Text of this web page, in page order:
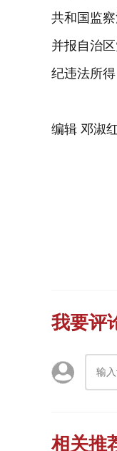
共和国监
并报自治
纪违法所
编辑 邓淑
我要评
相关推